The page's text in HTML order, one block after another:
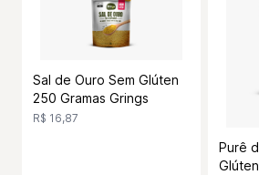
Sal de Ouro Sem Glúten
250 Gramas Grings
R$ 16,87
Purê